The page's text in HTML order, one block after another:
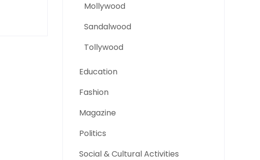
Mollywood
Sandalwood
Tollywood
Education
Fashion
Magazine
Politics
Social & Cultural Activities